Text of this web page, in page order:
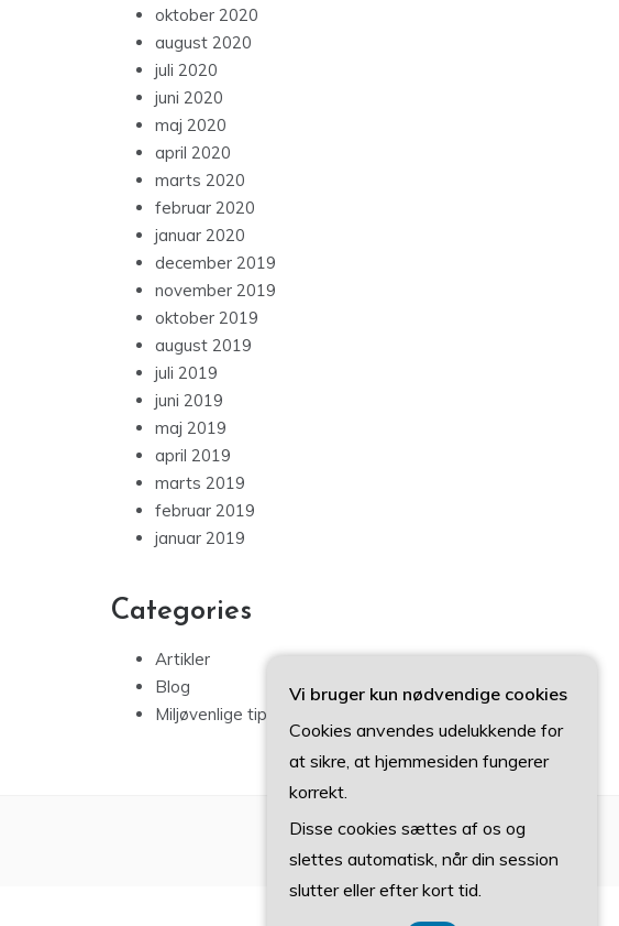
oktober 2020
august 2020
juli 2020
juni 2020
maj 2020
april 2020
marts 2020
februar 2020
januar 2020
december 2019
november 2019
oktober 2019
august 2019
juli 2019
juni 2019
maj 2019
april 2019
marts 2019
februar 2019
januar 2019
Categories
Artikler
Blog
Miljøvenlige tips
Vi bruger kun nødvendige cookies
Cookies anvendes udelukkende for
at sikre, at hjemmesiden fungerer
korrekt.
Disse cookies sættes af os og
slettes automatisk, når din session
slutter eller efter kort tid.